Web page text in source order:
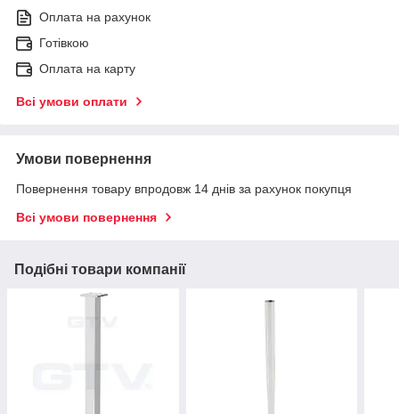
Оплата на рахунок
Готівкою
Оплата на карту
Всі умови оплати
Умови повернення
Повернення товару впродовж 14 днів за рахунок покупця
Всі умови повернення
Подібні товари компанії